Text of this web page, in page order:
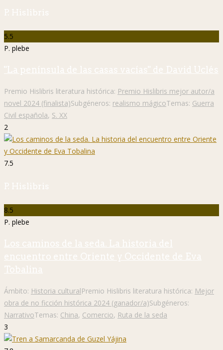
P. Hislibris
5.5
P. plebe
"La península de las casas vacías" de David Uclés
Premio Hislibris literatura histórica: Premio Hislibris mejor autor/a
novel 2024 (finalista)Subgéneros: realismo mágicoTemas: Guerra
Civil española, S. XX
2
7.5
P. Hislibris
8.5
P. plebe
Los caminos de la seda. La historia del
encuentro entre Oriente y Occidente de Eva
Tobalina
Ámbito: Historia culturalPremio Hislibris literatura histórica: Mejor
obra de no ficción histórica 2024 (ganador/a)Subgéneros:
NarrativoTemas: China, Comercio, Ruta de la seda
3